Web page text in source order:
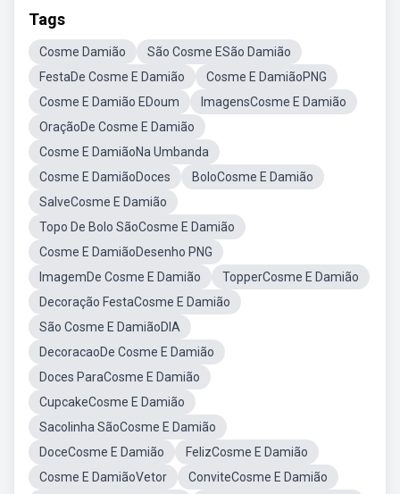
Tags
Cosme Damião
São Cosme ESão Damião
FestaDe Cosme E Damião
Cosme E DamiãoPNG
Cosme E Damião EDoum
ImagensCosme E Damião
OraçãoDe Cosme E Damião
Cosme E DamiãoNa Umbanda
Cosme E DamiãoDoces
BoloCosme E Damião
SalveCosme E Damião
Topo De Bolo SãoCosme E Damião
Cosme E DamiãoDesenho PNG
ImagemDe Cosme E Damião
TopperCosme E Damião
Decoração FestaCosme E Damião
São Cosme E DamiãoDIA
DecoracaoDe Cosme E Damião
Doces ParaCosme E Damião
CupcakeCosme E Damião
Sacolinha SãoCosme E Damião
DoceCosme E Damião
FelizCosme E Damião
Cosme E DamiãoVetor
ConviteCosme E Damião